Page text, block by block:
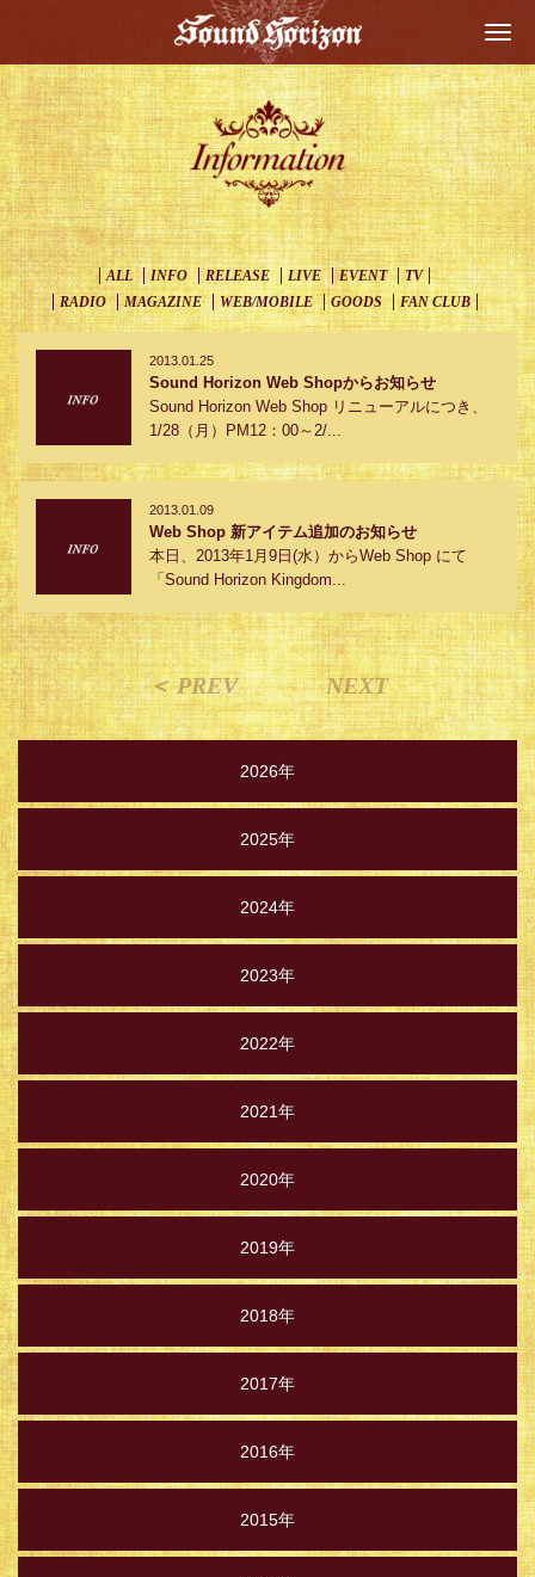
ALL INFO RELEASE LIVE EVENT
TV
RADIO
MAGAZINE WEB/MOBILE GOODS FAN CLUB
2013.01.25
Sound Horizon Web Shopからお知らせ
Sound Horizon Web Shop リニューアルにつき、
1/28（月）PM12：00～2/...
2013.01.09
Web Shop 新アイテム追加のお知らせ
本日、2013年1月9日(水）からWeb Shop にて
「Sound Horizon Kingdom...
＜ PREV NEXT
2026年
2025年
2024年
2023年
2022年
2021年
2020年
2019年
2018年
2017年
2016年
2015年